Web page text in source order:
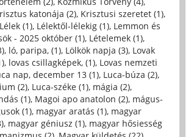
katonája (2), Krisztusi szeretet (1),
Lélek (1), Lélektől-lélekig (1), Lemmon és
- 2025 október (1), Lételemek (1),
, ló, paripa, (1), Lölkök napja (3), Lovak
, lovas csillagképek, (1), Lovas nemzeti
nap, december 13 (1), Luca-búza (2),
(2), Luca-széke (1), mágia (2),
(1), Magoi apo anatolon (2), mágus-
(1), magyar aratás (1), magyar
, magyar géniusz (1), magyar hősiesség